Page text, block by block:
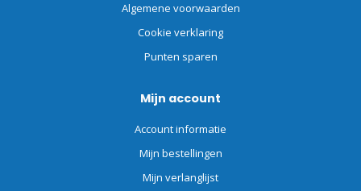
Algemene voorwaarden
Cookie verklaring
Punten sparen
Mijn account
Account informatie
Mijn bestellingen
Mijn verlanglijst